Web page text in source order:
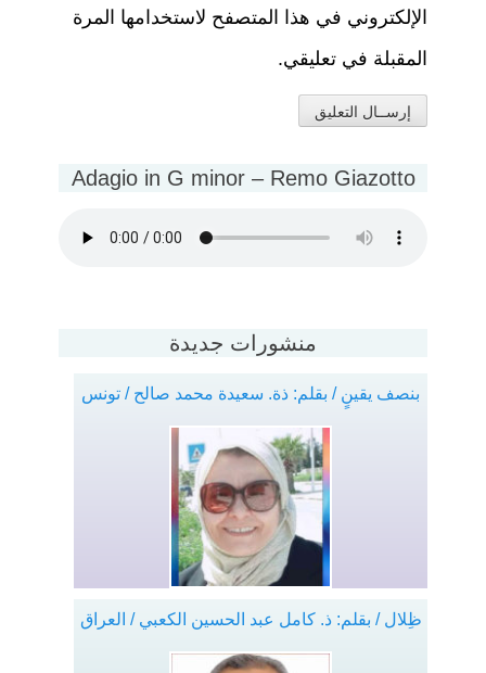
الإلكتروني في هذا المتصفح لاستخدامها المرة
المقبلة في تعليقي.
Adagio in G minor – Remo Giazotto
منشورات جديدة
بنصف يقينٍ / بقلم: ذة. سعيدة محمد صالح / تونس
ظِلال / بقلم: ذ. كامل عبد الحسين الكعبي / العراق